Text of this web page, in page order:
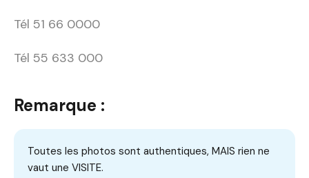
Tél 51 66 0000
Tél 55 633 000
Remarque :
Toutes les photos sont authentiques, MAIS rien ne
vaut une VISITE.